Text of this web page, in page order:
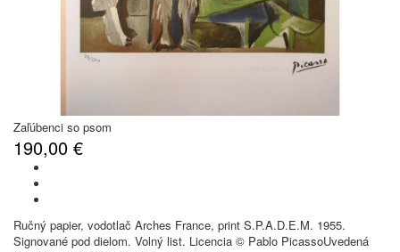
Zaľúbenci so psom
190,00 €
Ručný papier, vodotlač Arches France, print S.P.A.D.E.M. 1955.
Signované pod dielom. Volný list. Licencia © Pablo PicassoUvedená